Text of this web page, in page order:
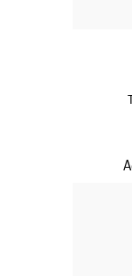
Diapositiva 3 de 20